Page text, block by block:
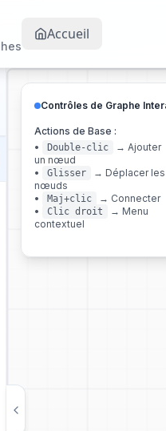
Accueil
Contrôles de Graphe
Actions de Base :
•
Double-clic → Ajouter
un nœud
•
Glisser → Déplacer les
nœuds
•
Maj+clic → Connecter
•
Clic droit → Menu
contextuel